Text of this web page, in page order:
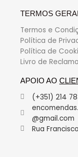
TERMOS
Termos e
Política de
Política de
Livro de
APOIO AO
(+351) 214
@gmail.com
Rua